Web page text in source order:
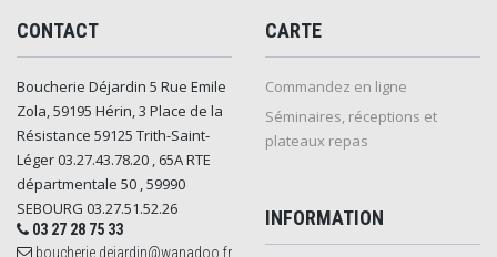
CONTACT
Boucherie Déjardin 5 Rue Emile
Zola, 59195 Hérin, 3 Place de la
Résistance 59125 Trith-Saint-
Léger 03.27.43.78.20 , 65A RTE
départmentale 50 , 59990
SEBOURG 03.27.51.52.26
03 27 28 75 33
boucherie.dejardin@wanadoo.fr
CARTE
Commandez en ligne
Séminaires, réceptions et
plateaux repas
INFORMATION